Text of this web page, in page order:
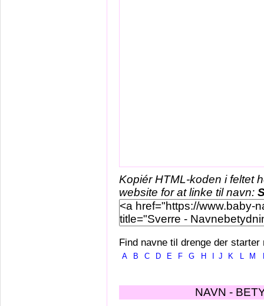
Kopiér HTML-koden i feltet
website for at linke til navn:
Find navne til drenge der starter
A B C D E F G H J K L M
NAVN -